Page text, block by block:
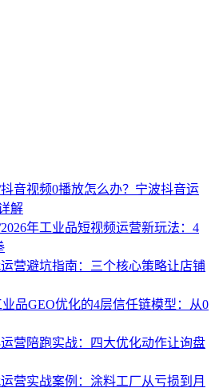
音视频0播放怎么办？宁波抖音运
解
年工业品短视频运营新玩法：4
运营避坑指南：三个核心策略让店铺
品GEO优化的4层信任链模型：从0
运营陪跑实战：四大优化动作让询盘
营实战案例：涂料工厂从亏损到月